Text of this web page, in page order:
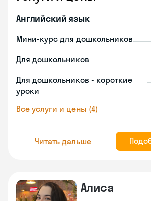
Английский язык
Мини-курс для дошкольников
Для дошкольников
Для дошкольников - короткие
уроки
Все услуги и цены (4)
Читать дальше
Алиса